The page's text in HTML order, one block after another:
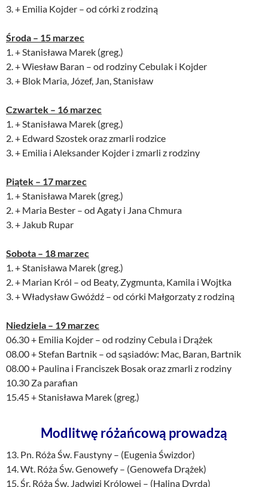
3. + Emilia Kojder – od córki z rodziną
Środa – 15 marzec
1. + Stanisława Marek (greg.)
2. + Wiesław Baran – od rodziny Cebulak i Kojder
3. + Blok Maria, Józef, Jan, Stanisław
Czwartek – 16 marzec
1. + Stanisława Marek (greg.)
2. + Edward Szostek oraz zmarli rodzice
3. + Emilia i Aleksander Kojder i zmarli z rodziny
Piątek – 17 marzec
1. + Stanisława Marek (greg.)
2. + Maria Bester – od Agaty i Jana Chmura
3. + Jakub Rupar
Sobota – 18 marzec
1. + Stanisława Marek (greg.)
2. + Marian Król – od Beaty, Zygmunta, Kamila i Wojtka
3. + Władysław Gwóźdź – od córki Małgorzaty z rodziną
Niedziela – 19 marzec
06.30 + Emilia Kojder – od rodziny Cebula i Drążek
08.00 + Stefan Bartnik – od sąsiadów: Mac, Baran, Bartnik
08.00 + Paulina i Franciszek Bosak oraz zmarli z rodziny
10.30 Za parafian
15.45 + Stanisława Marek (greg.)
Modlitwę różańcową prowadzą
13. Pn. Róża Św. Faustyny – (Eugenia Świzdor)
14. Wt. Róża Św. Genowefy – (Genowefa Drążek)
15. Śr. Róża Św. Jadwigi Królowej – (Halina Dyrda)